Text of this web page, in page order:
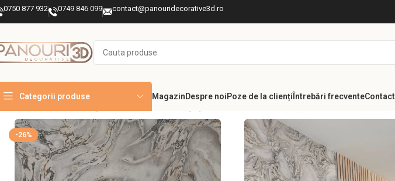
0750 877 932 0749 846 099 contact@panouridecorative3d.ro
Categorii produse MagazinDespre noiPoze de la clienți Întrebări frecventeContact
-26%